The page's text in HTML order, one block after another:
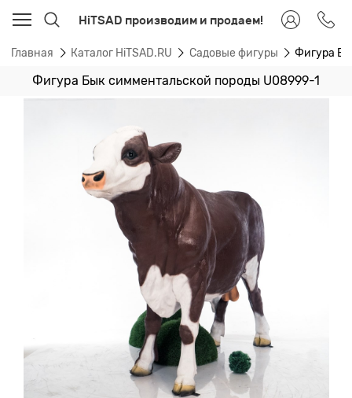
HiTSAD производим и продаем!
Главная Каталог HiTSAD.RU Садовые фигуры Фигура
Фигура Бык симментальской породы U08999-1